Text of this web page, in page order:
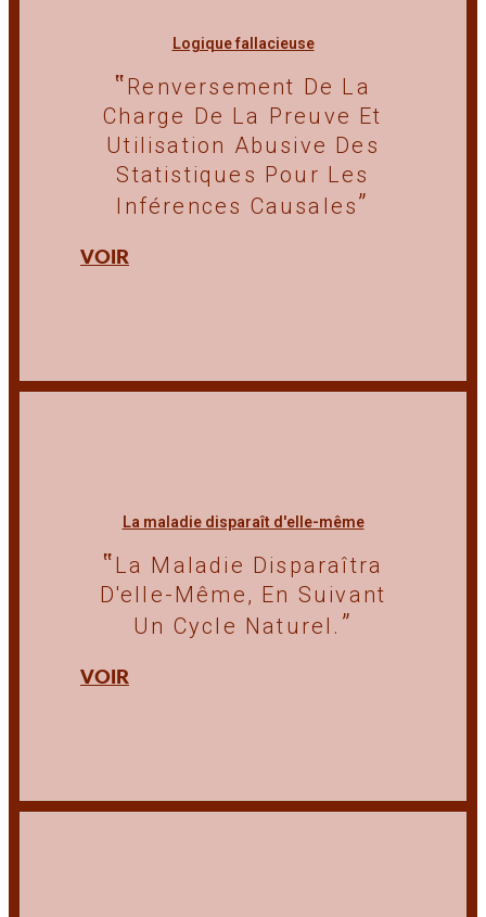
Logique fallacieuse
Renversement De La
Charge De La Preuve Et
Utilisation Abusive Des
Statistiques Pour Les
Inférences Causales
VOIR
La maladie disparaît d'elle-même
La Maladie Disparaîtra
D'elle-Même, En Suivant
Un Cycle Naturel.
VOIR